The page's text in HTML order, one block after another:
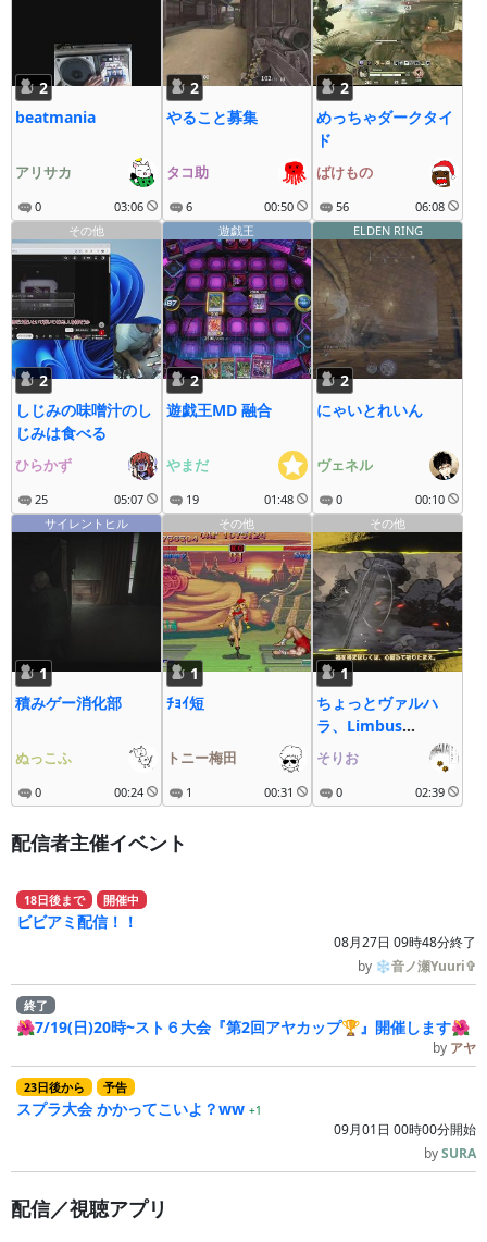
2
beatmania
アリサカ
0 03:06
2
やること募集
タコ助
6 00:50
2
めっちゃダークタイ
ド
ばけもの
56
06:08
その他
2
しじみの味噌汁のし
じみは食べる
ひらかず
25 05:07
遊戯王
2
遊戯王MD 融合
やまだ
19 01:48
ELDEN RING
2
にゃいとれいん
ヴェネル
0
00:10
サイレントヒル
1
積みゲー消化部
ぬっこふ
0 00:24
その他
1
ﾁｮｲ短
トニー梅田
1 00:31
その他
1
ちょっとヴァルハ
ラ、Limbus
Company
そりお
0 02:39
配信者主催イベント
18日後まで 開催中
ビビアミ配信！！
08月27日 09時48分終了
by ❄音ノ瀬Yuuri✞
終了
🌺7/19(日)20時~スト６大会『第2回アヤカップ🏆』開催します🌺
by アヤ
23日後から 予告
スプラ大会 かかってこいよ？ww +1
09月01日 00時00分開始
bySURA
配信／視聴アプリ